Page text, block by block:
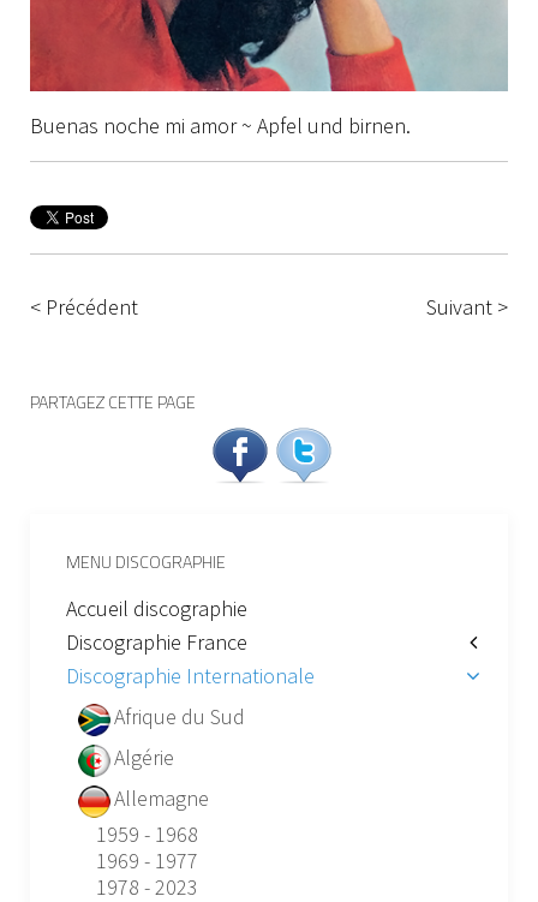
Buenas noche mi amor ~ Apfel und birnen.
< Précédent Suivant >
PARTAGEZ CETTE PAGE
MENU DISCOGRAPHIE
Accueil discographie
Discographie France
Discographie Internationale
Afrique du Sud
Algérie
Allemagne
1959 - 1968
1969 - 1977
1978 - 2023